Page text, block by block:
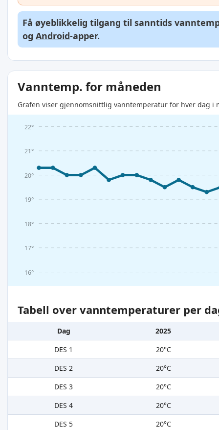
Få øyeblikkelig tilgang til sanntids
og Android-apper.
Vanntemp. for måneden
Grafen viser gjennomsnittlig vanntemperatur for hver dag i
16°
17°
18°
19°
20°
21°
22°
Tabell over vanntemperaturer per
Dag
2025
DES 1
20°C
DES 2
20°C
DES 3
20°C
DES 4
20°C
DES 5
20°C